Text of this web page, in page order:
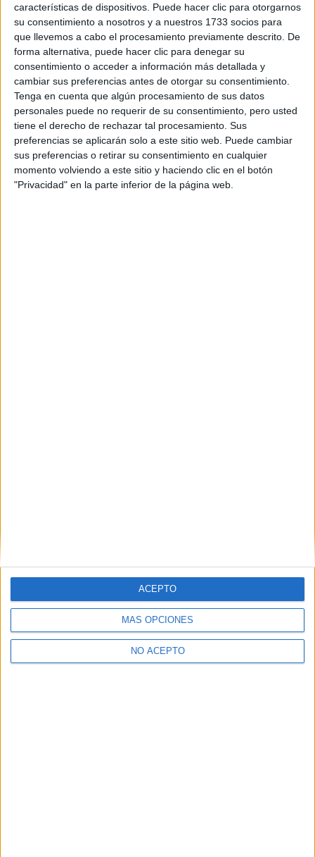
características de dispositivos. Puede hacer clic para otorgarnos
su consentimiento a nosotros y a nuestros 1733 socios para
que llevemos a cabo el procesamiento previamente descrito. De
forma alternativa, puede hacer clic para denegar su
consentimiento o acceder a información más detallada y
cambiar sus preferencias antes de otorgar su consentimiento.
Tenga en cuenta que algún procesamiento de sus datos
personales puede no requerir de su consentimiento, pero usted
tiene el derecho de rechazar tal procesamiento. Sus
preferencias se aplicarán solo a este sitio web. Puede cambiar
sus preferencias o retirar su consentimiento en cualquier
momento volviendo a este sitio y haciendo clic en el botón
"Privacidad" en la parte inferior de la página web.
MÁS OPCIONES
NO ACEPTO
ACEPTO
¿En qué año terminas (o terminaste) bachillerato o FP?
Soy estudiante de:*
Términos y Condiciones de Uso
Aceptolos Términos y Condicionesde uso*
Y como regalo de agradecimiento, por registrarte te daremos
gratis una copia de nuestro ebook con 100 consejos para tu
primer año de universidad